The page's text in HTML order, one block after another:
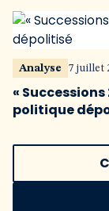
Analyse 7 juillet
«
politique